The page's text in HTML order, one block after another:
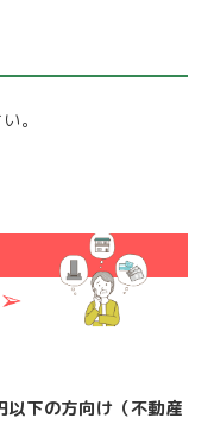
。
下の方向け（不動産